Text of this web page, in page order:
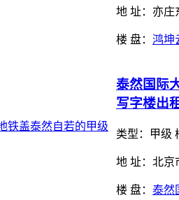
地 址：亦庄
楼 盘： 鸿坤
泰然国际
写字楼出
类型： 甲级
地 址：北京
楼 盘： 泰然